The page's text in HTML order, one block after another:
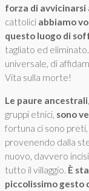
forza di avvicinarsi
cattolici abbiamo
questo luogo di
tagliato ed
universale, di
Vita sulla morte!
Le paure ancestrali
gruppi etnici, sono
fortuna ci sono
provenendo dalla
nuovo, davvero
tutto il villaggio. È
piccolissimo gesto